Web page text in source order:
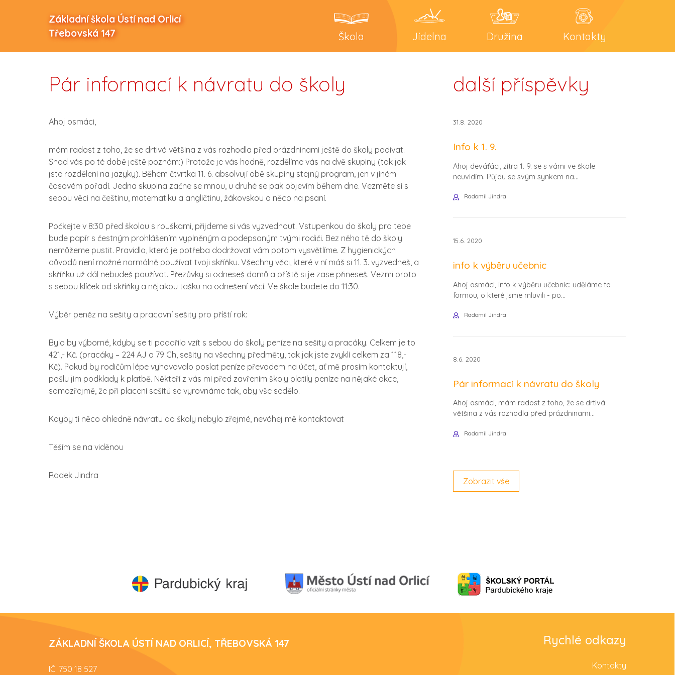
Základní škola Ústí nad Orlicí
Třebovská 147
Škola Jídelna Družina Kontakty
Pár informací k návratu do školy
Ahoj osmáci,
mám radost z toho, že se drtivá většina z vás rozhodla před prázdninami ještě do školy podívat.
Snad vás po té době ještě poznám:) Protože je vás hodně, rozdělíme vás na dvě skupiny (tak jak
jste rozděleni na jazyky). Během čtvrtka 11. 6. absolvují obě skupiny stejný program, jen v jiném
časovém pořadí. Jedna skupina začne se mnou, u druhé se pak objevím během dne. Vezměte si s
sebou věci na češtinu, matematiku a angličtinu, žákovskou a něco na psaní.
Počkejte v 8:30 před školou s rouškami, přijdeme si vás vyzvednout. Vstupenkou do školy pro tebe
bude papír s čestným prohlášením vyplněným a podepsaným tvými rodiči. Bez něho tě do školy
nemůžeme pustit. Pravidla, která je potřeba dodržovat vám potom vysvětlíme. Z hygienických
důvodů není možné normálně používat tvoji skříňku. Všechny věci, které v ní máš si 11. 3. vyzvedneš, a
skříňku už dál nebudeš používat. Přezůvky si odneseš domů a příště si je zase přineseš. Vezmi proto
s sebou klíček od skříňky a nějakou tašku na odnešení věcí. Ve škole budete do 11:30.
Výběr peněz na sešity a pracovní sešity pro příští rok:
Bylo by výborné, kdyby se ti podařilo vzít s sebou do školy peníze na sešity a pracáky. Celkem je to
421,- Kč. (pracáky – 224 AJ a 79 Ch, sešity na všechny předměty, tak jak jste zvyklí celkem za 118,-
Kč). Pokud by rodičům lépe vyhovovalo poslat peníze převodem na účet, ať mě prosím kontaktují,
pošlu jim podklady k platbě. Někteří z vás mi před zavřením školy platily peníze na nějaké akce,
samozřejmě, že při placení sešitů se vyrovnáme tak, aby vše sedělo.
Kdyby ti něco ohledně návratu do školy nebylo zřejmé, neváhej mě kontaktovat
Těším se na viděnou
Radek Jindra
další příspěvky
31.8. 2020
Info k 1. 9.
Ahoj deváťáci, zítra 1. 9. se s vámi ve škole
neuvidím. Půjdu se svým synkem na...
Radomil Jindra
15.6. 2020
info k výběru učebnic
Ahoj osmáci, info k výběru učebnic: uděláme to
formou, o které jsme mluvili - po...
Radomil Jindra
8.6. 2020
Pár informací k návratu do školy
Ahoj osmáci, mám radost z toho, že se drtivá
většina z vás rozhodla před prázdninami...
Radomil Jindra
Zobrazit vše
ZÁKLADNÍ ŠKOLA ÚSTÍ NAD ORLICÍ, TŘEBOVSKÁ 147
IČ: 750 18 527
Rychlé odkazy
Kontakty